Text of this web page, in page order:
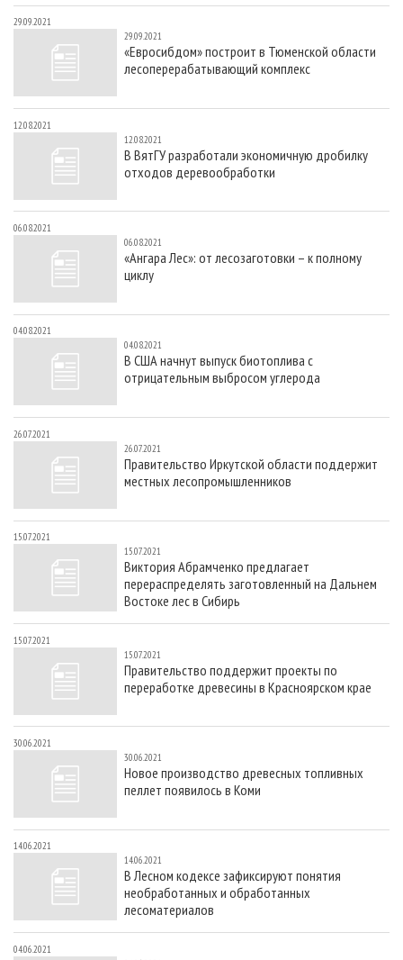
29.09.2021
29.09.2021
«Евросибдом» построит в Тюменской области
лесоперерабатывающий комплекс
12.08.2021
12.08.2021
В ВятГУ разработали экономичную дробилку
отходов деревообработки
06.08.2021
06.08.2021
«Ангара Лес»: от лесозаготовки – к полному
циклу
04.08.2021
04.08.2021
В США начнут выпуск биотоплива с
отрицательным выбросом углерода
26.07.2021
26.07.2021
Правительство Иркутской области поддержит
местных лесопромышленников
15.07.2021
15.07.2021
Виктория Абрамченко предлагает
перераспределять заготовленный на Дальнем
Востоке лес в Сибирь
15.07.2021
15.07.2021
Правительство поддержит проекты по
переработке древесины в Красноярском крае
30.06.2021
30.06.2021
Новое производство древесных топливных
пеллет появилось в Коми
14.06.2021
14.06.2021
В Лесном кодексе зафиксируют понятия
необработанных и обработанных
лесоматериалов
04.06.2021